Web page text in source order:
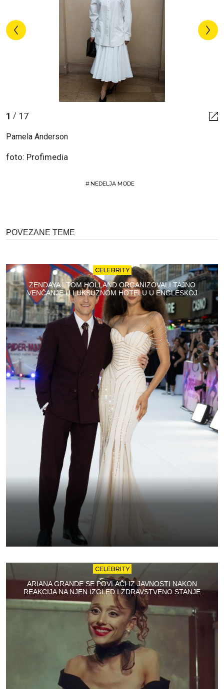
1 / 17
Pamela Anderson
foto: Profimedia
#NEDELJA MODE
POVEZANE TEME
CELEBRITY
ZENDAYA I TOM HOLLAND ORGANIZOVALI TAJNO
VENČANJE U LUKSUZNOM HOTELU U ENGLESKOJ
CELEBRITY
ARIANA GRANDE SE POVLAČI IZ JAVNOSTI NAKON
REAKCIJA NA NJEN IZGLED I ZDRAVSTVENO STANJE